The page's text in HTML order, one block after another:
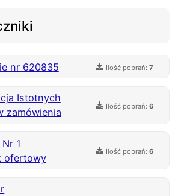
nr 620835 Ilość pobrań:7
Istotnych
zamówienia
Ilość pobrań:6
1
ofertowy
Ilość pobrań:6